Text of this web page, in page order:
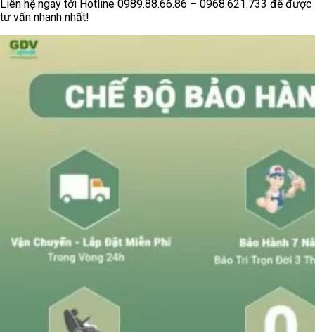
Liên hệ ngay tới Hotline 0989.88.66.86 – 0968.621.733 để được
tư vấn nhanh nhất!